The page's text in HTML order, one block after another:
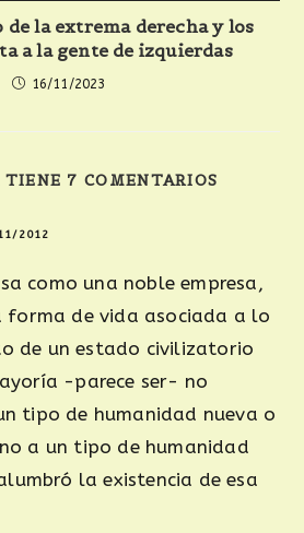
de la extrema derecha y los
a la gente de izquierdas
16/11/2023
7 COMENTARIOS
2012
como una noble empresa,
forma de vida asociada a lo
de un estado civilizatorio
-parece ser- no
tipo de humanidad nueva o
a un tipo de humanidad
la existencia de esa